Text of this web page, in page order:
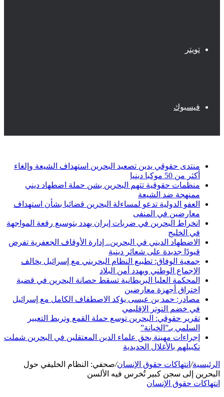
تويتر
فيسبوك
منتدى حقوقي يدين تصعيد البحرين استهداف الشيعة وإلغاء
أكثر من 50 موكبا دينيا
منظمات حقوقية تتهم البحرين بشن حملة اضطهاد ديني
ممنهجة ضد الشيعة
العفو الدولية تدعو لمساءلة البحرين قضائيا بشأن استهداف
معارضين في المنفى
انخراط البحرين في ضربات إيران يهدد بتوسيع رقعة المواجهة
في الخليج
الاضطهاد الديني في البحرين.. إدارة الأوقاف الجعفرية تفرض
قيودًا جديدة على شعائر دينية
جمعية الوفاق: تطبيع النظام البحريني مع إسرائيل يخالف
الإجماع الوطني ويهدد أمن البلاد
المحكمة العليا البريطانية تسقط حصانة البحرين في قضية
اختراق أجهزة معارضين
مصادر: حمد بن عيسى يؤكد الاصطفاف الكامل مع إسرائيل
في خضم التوتر الإقليمي
تقرير حقوقي: البحرين توسع حملة القمع وتربط التعبير
السلمي بـ”الخيانة”
إجراءات مهينة بحق علماء الدين المعتقلين في البحرين شملت
تكبيلهم بالأغلال الحديدية
الرئيسية/ انتهاكات حقوق الإنسان/صحفي: النظام الخليفي حول
البحرين إلى سجن كبير تُخرس فيه الألسن
انتهاكات حقوق الإنسان